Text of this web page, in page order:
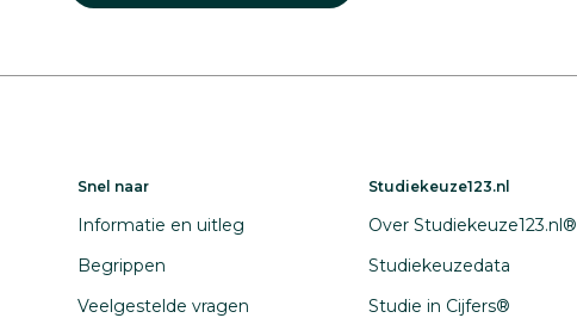
Snel naar
Informatie en uitleg
Begrippen
Veelgestelde vragen
Studiekeuze123.nl
Over Studiekeuze123.nl®
Studiekeuzedata
Studie in Cijfers®